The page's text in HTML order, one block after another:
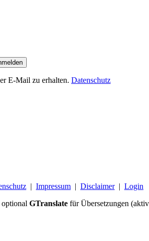
E-Mail zu erhalten. Datenschutz
| Impressum | Disclaimer| Login
GTranslate für Übersetzungen